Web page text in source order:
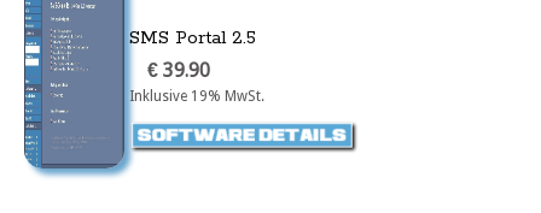
SMS Portal 2.5
€ 39.90
Inklusive 19% MwSt.